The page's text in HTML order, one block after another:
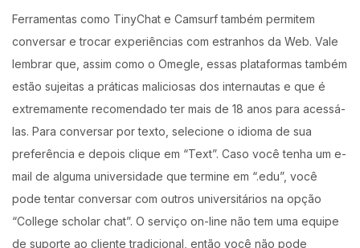
Ferramentas como TinyChat e Camsurf também permitem
conversar e trocar experiências com estranhos da Web. Vale
lembrar que, assim como o Omegle, essas plataformas também
estão sujeitas a práticas maliciosas dos internautas e que é
extremamente recomendado ter mais de 18 anos para acessá-
las. Para conversar por texto, selecione o idioma de sua
preferência e depois clique em “Text”. Caso você tenha um e-
mail de alguma universidade que termine em “.edu”, você
pode tentar conversar com outros universitários na opção
“College scholar chat”. O serviço on-line não tem uma equipe
de suporte ao cliente tradicional, então você não pode